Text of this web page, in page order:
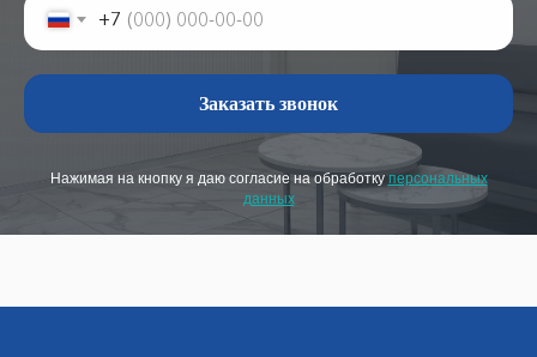
+7
Заказать звонок
Нажимая на кнопку я даю согласие на обработку персональных
данных